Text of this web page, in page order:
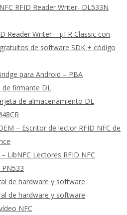
RFID Reader Writer- DL533N
Reader Writer – μFR Classic con
de software SDK + código
para Android – PBA
de firmante DL
de almacenamiento DL
– Escritor de lector RFID NFC de
LibNFC Lectores RFID NFC
de hardware y software
de hardware y software
NFC